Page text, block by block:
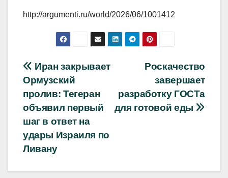
http://argumenti.ru/world/2026/06/1001412
Навигация
по
записям
Роскачество
завершает
разработку ГОСТа
для готовой еды
Иран закрывает
Ормузский
пролив: Тегеран
объявил первый
шаг в ответ на
удары Израиля по
Ливану